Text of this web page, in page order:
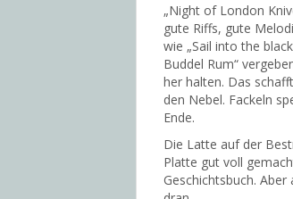
„Night of London
gute Riffs, gute
wie „Sail into the
Buddel Rum“
her halten. Das
den Nebel. Fackeln
Ende.
Die Latte auf der
Platte gut voll
Geschichtsbuch.